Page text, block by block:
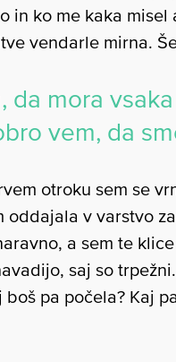
in ko me kaka
vendarle mirna.
da mora
vem, da
otroku sem se
oddajala v varstvo
a sem te
saj so
pa počela? Kaj